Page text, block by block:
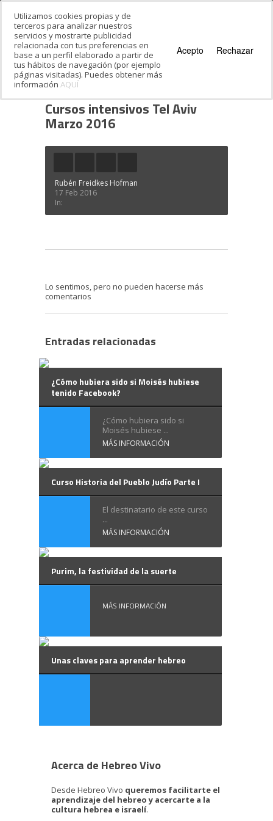
Estás en:
Marzo 2016
Cursos intensivos Tel Aviv
Marzo 2016
Rubén Freidkes Hofman
17 Feb 2016
In:
Lo sentimos, pero no pueden hacerse más
comentarios
Entradas relacionadas
¿Cómo hubiera sido si Moisés hubiese
tenido Facebook?
¿Cómo hubiera sido si
Moisés hubiese ...
MÁS INFORMACIÓN
Curso Historia del Pueblo Judío Parte I
El destinatario de este curso
...
MÁS INFORMACIÓN
Purim, la festividad de la suerte
MÁS INFORMACIÓN
Unas claves para aprender hebreo
Acerca de Hebreo Vivo
Desde Hebreo Vivo queremos facilitarte el
aprendizaje del hebreo y acercarte a la
cultura hebrea e israelí.
Utilizamos cookies propias y de
terceros para analizar nuestros
servicios y mostrarte publicidad
relacionada con tus preferencias en
base a un perfil elaborado a partir de
tus hábitos de navegación (por ejemplo
páginas visitadas). Puedes obtener más
información AQUÍ
Acepto Rechazar